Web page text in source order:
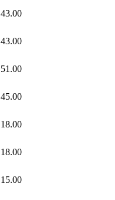
43.00
43.00
51.00
45.00
18.00
18.00
15.00